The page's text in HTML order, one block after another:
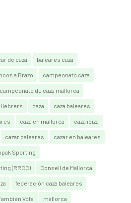
de caza baleares caza
a Brazo campeonato caza
campeonato de caza mallorca
llebrers caza caza baleares
caza en mallorca caza ibiza
cazar baleares cazar en baleares
Sporting
(RRCC) Consell de Mallorca
federación caza baleares
Vota mallorca